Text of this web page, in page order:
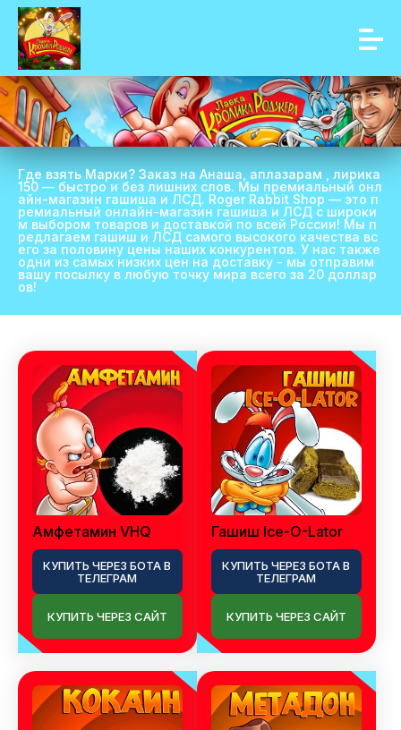
Где взять Марки? Заказ на Анаша, аплазарам , лирика
150 — быстро и без лишних слов. Мы премиальный онл
айн-магазин гашиша и ЛСД. Roger Rabbit Shop — это п
ремиальный онлайн-магазин гашиша и ЛСД с широки
м выбором товаров и доставкой по всей России! Мы п
редлагаем гашиш и ЛСД самого высокого качества вс
его за половину цены наших конкурентов. У нас также
одни из самых низких цен на доставку - мы отправим
вашу посылку в любую точку мира всего за 20 доллар
ов!
Амфетамин VHQ
КУПИТЬ ЧЕРЕЗ БОТА В
ТЕЛЕГРАМ
КУПИТЬ ЧЕРЕЗ САЙТ
Гашиш Ice-O-Lator
КУПИТЬ ЧЕРЕЗ БОТА В
ТЕЛЕГРАМ
КУПИТЬ ЧЕРЕЗ САЙТ